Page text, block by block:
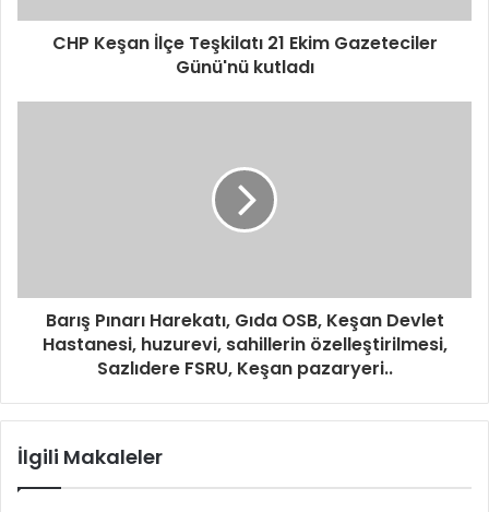
CHP Keşan İlçe Teşkilatı 21 Ekim Gazeteciler
Günü'nü kutladı
Barış Pınarı Harekatı, Gıda OSB, Keşan Devlet
Hastanesi, huzurevi, sahillerin özelleştirilmesi,
Sazlıdere FSRU, Keşan pazaryeri..
İlgili Makaleler